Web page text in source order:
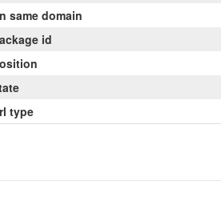
same domain
id
type